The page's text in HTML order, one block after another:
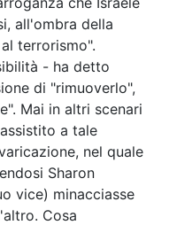
all'ombra della
terrorismo".
- ha detto
di "rimuoverlo",
Mai in altri scenari
a tale
nel quale
Sharon
vice) minacciasse
Cosa